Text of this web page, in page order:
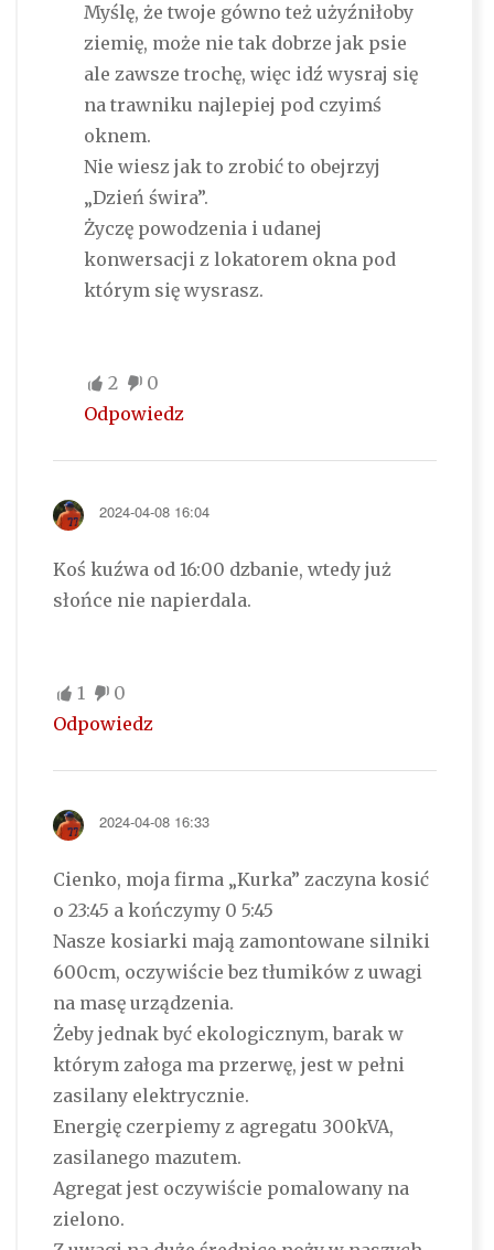
Myślę, że twoje gówno też użyźniłoby
ziemię, może nie tak dobrze jak psie
ale zawsze trochę, więc idź wysraj się
na trawniku najlepiej pod czyimś
oknem.
Nie wiesz jak to zrobić to obejrzyj
„Dzień świra”.
Życzę powodzenia i udanej
konwersacji z lokatorem okna pod
którym się wysrasz.
2
0
Odpowiedz
2024-04-08 16:04
Koś kuźwa od 16:00 dzbanie, wtedy już
słońce nie napierdala.
1
0
Odpowiedz
2024-04-08 16:33
Cienko, moja firma „Kurka” zaczyna kosić
o 23:45 a kończymy 0 5:45
Nasze kosiarki mają zamontowane silniki
600cm, oczywiście bez tłumików z uwagi
na masę urządzenia.
Żeby jednak być ekologicznym, barak w
którym załoga ma przerwę, jest w pełni
zasilany elektrycznie.
Energię czerpiemy z agregatu 300kVA,
zasilanego mazutem.
Agregat jest oczywiście pomalowany na
zielono.